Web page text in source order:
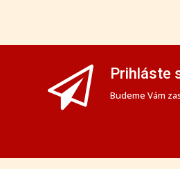
Prihláste
Budeme Vám